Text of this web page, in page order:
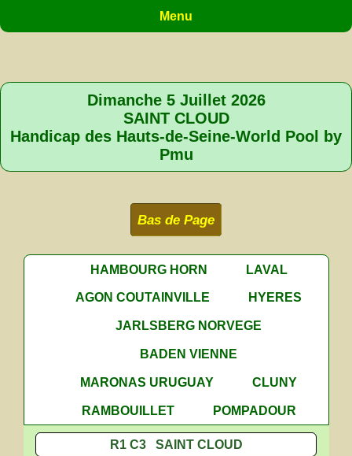
Menu
Dimanche 5 Juillet 2026
SAINT CLOUD
Handicap des Hauts-de-Seine-World Pool by
Pmu
Bas de Page
HAMBOURG HORN
LAVAL
AGON COUTAINVILLE
HYERES
JARLSBERG NORVEGE
BADEN VIENNE
MARONAS URUGUAY
CLUNY
RAMBOUILLET
POMPADOUR
R1 C3 SAINT CLOUD